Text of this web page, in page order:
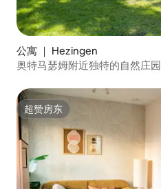
公寓 ｜ Hezingen
奥特马瑟姆附近独特的自然庄园
超赞房东
超赞房东